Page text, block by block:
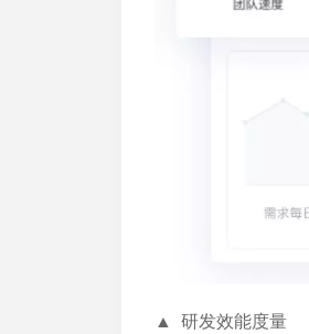
▲ 研发效能度量